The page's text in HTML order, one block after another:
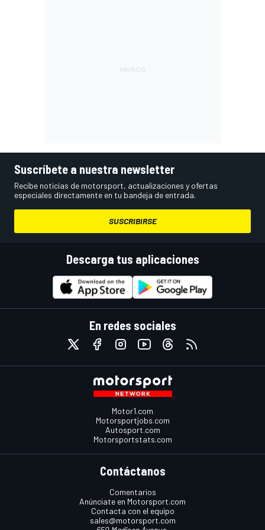
Suscríbete a nuestra newsletter
Recibe noticias de motorsport, actualizaciones y ofertas
especiales directamente en tu bandeja de entrada.
SUSCRIBIRSE
Descarga tus aplicaciones
En redes sociales
Motor1.com
Motorsportjobs.com
Autosport.com
Motorsportstats.com
Contáctanos
Comentarios
Anúnciate en Motorsport.com
Contacta con el equipo
sales@motorsport.com